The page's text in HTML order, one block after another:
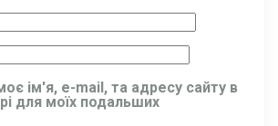
ім'я, e-mail, та адресу сайту в
для моїх подальших